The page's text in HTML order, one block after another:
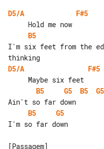
D5/A
F#5
B5
I'm six feet from the
D5/A
F#5
B5
G5 B5
G5
B5
G5
I'm so far down